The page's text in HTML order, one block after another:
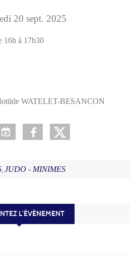
20 sept. 2025
16h à 17h30
WATELET-BESANCON
JUDO - MINIMES
L’ÉVÈNEMENT